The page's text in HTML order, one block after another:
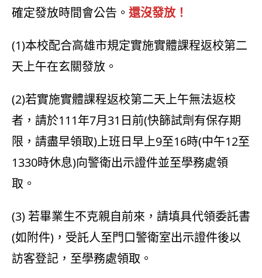
確定發放時間會公告。 還沒發放！
(1)本校配合高雄市規定實施實體課程返校第二
天上午在玄關發放。
(2)若實施實體課程返校第二天上午無法返校
者，請於111年7月31日前(快篩試劑有保存期
限，請盡早領取)上班日早上9至16時(中午12至
1330時休息)向警衛出示證件並至學務處領
取。
(3) 若畢業生不克親自前來，請填具代領委託書
(如附件)，受託人至門口警衛室出示證件後以
訪客登記，至學務處領取。